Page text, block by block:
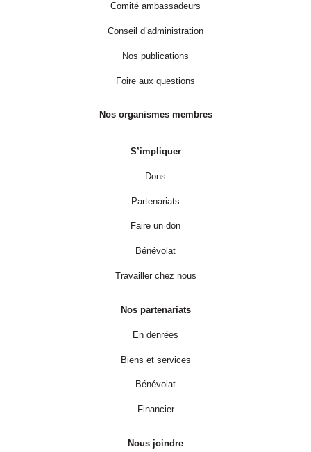
Comité ambassadeurs
Conseil d’administration
Nos publications
Foire aux questions
Nos organismes membres
S’impliquer
Dons
Partenariats
Faire un don
Bénévolat
Travailler chez nous
Nos partenariats
En denrées
Biens et services
Bénévolat
Financier
Nous joindre